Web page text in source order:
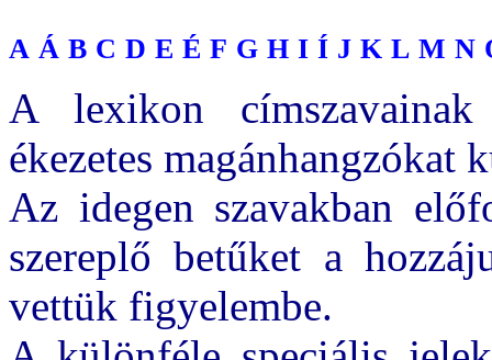
A Á B C D E É F G H I Í J K L M N
A lexikon
ékezetes magánhangzókat
Az idegen szavakban
szereplő betűket a
vettük figyelembe.